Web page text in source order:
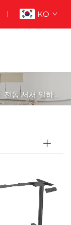
KO
전동 서서 일하는 책상